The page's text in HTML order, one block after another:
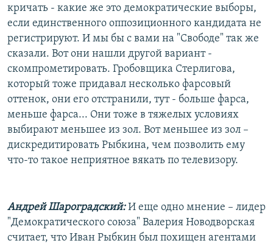
кричать - какие же это демократические выборы,
если единственного оппозиционного кандидата не
регистрируют. И мы бы с вами на "Свободе" так же
сказали. Вот они нашли другой вариант -
скомпрометировать. Гробовщика Стерлигова,
который тоже придавал несколько фарсовый
оттенок, они его отстранили, тут - больше фарса,
меньше фарса... Они тоже в тяжелых условиях
выбирают меньшее из зол. Вот меньшее из зол –
дискредитировать Рыбкина, чем позволить ему
что-то такое неприятное вякать по телевизору.
Андрей Шароградский:И еще одно мнение – лидер
"Демократического союза" Валерия Новодворская
считает, что Иван Рыбкин был похищен агентами